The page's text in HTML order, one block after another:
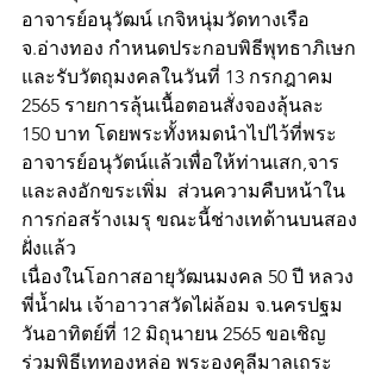
อาจารย์อนุวัฒน์ เกจิหนุ่มวัดทางเรือ
จ.อ่างทอง กำหนดประกอบพิธีพุทธาภิเษก
และรับวัตถุมงคลในวันที่ 13 กรกฎาคม
2565 รายการลุ้นเนื้อตอนสั่งจองลุ้นละ
150 บาท โดยพระทั้งหมดนำไปไว้ที่พระ
อาจารย์อนุวัตน์แล้วเพื่อให้ท่านเสก,จาร
และลงอักขระเพิ่ม  ส่วนความคืบหน้าใน
การก่อสร้างเมรุ ขณะนี้ช่างเทด้านบนสอง
ฝั่งแล้ว
เนื่องในโอกาสอายุวัฒนมงคล 50 ปี หลวง
พี่น้ำฝน เจ้าอาวาสวัดไผ่ล้อม จ.นครปฐม
วันอาทิตย์ที่ 12 มิถุนายน 2565 ขอเชิญ
ร่วมพิธีเททองหล่อ พระองคุลีมาลเถระ